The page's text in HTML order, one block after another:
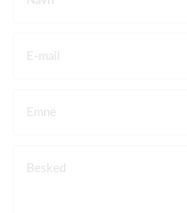
E-mail
Emne
Besked